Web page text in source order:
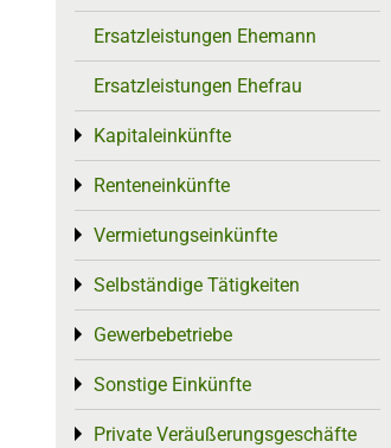
Ersatzleistungen Ehemann
Ersatzleistungen Ehefrau
Kapitaleinkünfte
Toggle menu
Renteneinkünfte
Toggle menu
Vermietungseinkünfte
Toggle menu
Selbständige Tätigkeiten
Toggle menu
Gewerbebetriebe
Toggle menu
Sonstige Einkünfte
Toggle menu
Private Veräußerungsgeschäfte
Toggle menu